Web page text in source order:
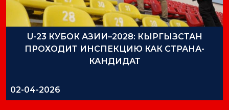
U-23 КУБОК АЗИИ–2028: КЫРГЫЗСТАН
ПРОХОДИТ ИНСПЕКЦИЮ КАК СТРАНА-
КАНДИДАТ
02-04-2026